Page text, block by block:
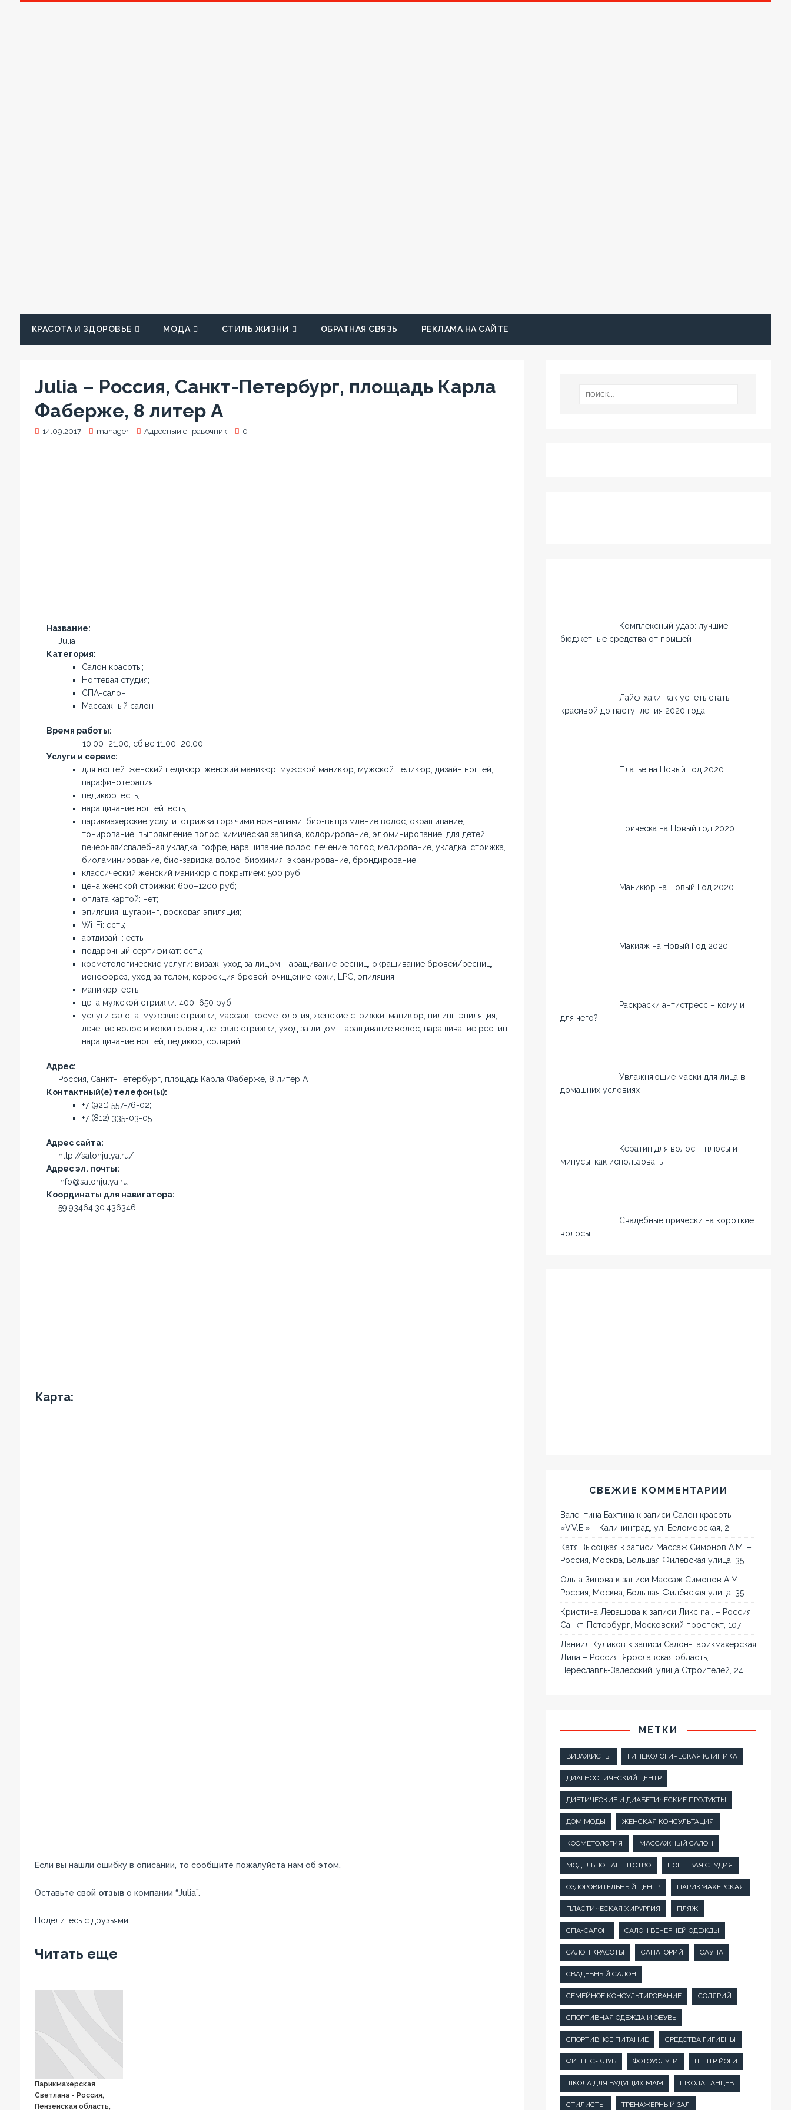
КРАСОТА И ЗДОРОВЬЕ МОДА СТИЛЬ ЖИЗНИ ОБРАТНАЯ СВЯЗЬ РЕКЛАМА НА САЙТЕ
Julia – Россия, Санкт-Петербург, площадь Карла
Фаберже, 8 литер А
14.09.2017 manager Адресный справочник 0
Название:
Julia
Категория:
Салон красоты;
Ногтевая студия;
СПА-салон;
Массажный салон
Время работы:
пн-пт 10:00–21:00; сб,вс 11:00–20:00
Услуги и сервис:
для ногтей: женский педикюр, женский маникюр, мужской маникюр, мужской педикюр, дизайн ногтей,
парафинотерапия;
педикюр: есть;
наращивание ногтей: есть;
парикмахерские услуги: стрижка горячими ножницами, био-выпрямление волос, окрашивание,
тонирование, выпрямление волос, химическая завивка, колорирование, элюминирование, для детей,
вечерняя/свадебная укладка, гофре, наращивание волос, лечение волос, мелирование, укладка, стрижка,
биоламинирование, био-завивка волос, биохимия, экранирование, брондирование;
классический женский маникюр с покрытием: 500 руб;
цена женской стрижки: 600–1200 руб;
оплата картой: нет;
эпиляция: шугаринг, восковая эпиляция;
Wi-Fi: есть;
артдизайн: есть;
подарочный сертификат: есть;
косметологические услуги: визаж, уход за лицом, наращивание ресниц, окрашивание бровей/ресниц,
ионофорез, уход за телом, коррекция бровей, очищение кожи, LPG, эпиляция;
маникюр: есть;
цена мужской стрижки: 400–650 руб;
услуги салона: мужские стрижки, массаж, косметология, женские стрижки, маникюр, пилинг, эпиляция,
лечение волос и кожи головы, детские стрижки, уход за лицом, наращивание волос, наращивание ресниц,
наращивание ногтей, педикюр, солярий
Адрес:
Россия, Санкт-Петербург, площадь Карла Фаберже, 8 литер А
Контактный(е) телефон(ы):
+7 (921) 557-76-02;
+7 (812) 335-03-05
Адрес сайта:
http://salonjulya.ru/
Адрес эл. почты:
info@salonjulya.ru
Координаты для навигатора:
59.93464,30.436346
Карта:
Если вы нашли ошибку в описании, то сообщите пожалуйста нам об этом.
Оставьте свой отзыво компании “Julia”.
Поделитесь с друзьями!
Читать еще
Парикмахерская
Светлана - Россия,
Пензенская область,
Комплексный удар: лучшие
бюджетные средства от прыщей
Лайф-хаки: как успеть стать
красивой до наступления 2020 года
Платье на Новый год 2020
Причёска на Новый год 2020
Маникюр на Новый Год 2020
Макияж на Новый Год 2020
Раскраски антистресс – кому и
для чего?
Увлажняющие маски для лица в
домашних условиях
Кератин для волос – плюсы и
минусы, как использовать
Свадебные причёски на короткие
волосы
СВЕЖИЕ КОММЕНТАРИИ
Валентина Бахтина к записи Салон красоты
«V.V.E.» – Калининград, ул. Беломорская, 2
Катя Высоцкая к записи Массаж Симонов А.М. –
Россия, Москва, Большая Филёвская улица, 35
Ольга Зинова к записи Массаж Симонов А.М. –
Россия, Москва, Большая Филёвская улица, 35
Кристина Левашова к записиЛикс nail – Россия,
Санкт-Петербург, Московский проспект, 107
Даниил Куликов к записи Салон-парикмахерская
Дива – Россия, Ярославская область,
Переславль-Залесский, улица Строителей, 24
МЕТКИ
ВИЗАЖИСТЫ ГИНЕКОЛОГИЧЕСКАЯ КЛИНИКА
ДИАГНОСТИЧЕСКИЙ ЦЕНТР
ДИЕТИЧЕСКИЕ И ДИАБЕТИЧЕСКИЕ ПРОДУКТЫ
ДОМ МОДЫ ЖЕНСКАЯ КОНСУЛЬТАЦИЯ
КОСМЕТОЛОГИЯ МАССАЖНЫЙ САЛОН
МОДЕЛЬНОЕ АГЕНТСТВО НОГТЕВАЯ СТУДИЯ
ОЗДОРОВИТЕЛЬНЫЙ ЦЕНТР ПАРИКМАХЕРСКАЯ
ПЛАСТИЧЕСКАЯ ХИРУРГИЯ ПЛЯЖ
СПА-САЛОН САЛОН ВЕЧЕРНЕЙ ОДЕЖДЫ
САЛОН КРАСОТЫ САНАТОРИЙ САУНА
СВАДЕБНЫЙ САЛОН
СЕМЕЙНОЕ КОНСУЛЬТИРОВАНИЕ СОЛЯРИЙ
СПОРТИВНАЯ ОДЕЖДА И ОБУВЬ
СПОРТИВНОЕ ПИТАНИЕ СРЕДСТВА ГИГИЕНЫ
ФИТНЕС-КЛУБ ФОТОУСЛУГИ ЦЕНТР ЙОГИ
ШКОЛА ДЛЯ БУДУЩИХ МАМ ШКОЛА ТАНЦЕВ
СТИЛИСТЫ ТРЕНАЖЕРНЫЙ ЗАЛ